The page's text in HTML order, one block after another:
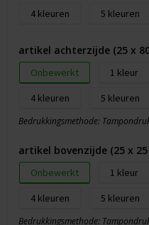
4
5
artikel achterzijde (25 x
Onbewerkt 1
4
5
Bedrukkingsmethode:
artikel bovenzijde (25 x
Onbewerkt 1
4
5
Bedrukkingsmethode: